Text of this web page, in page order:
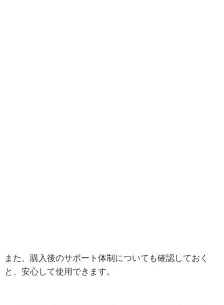
また、購入後のサポート体制についても確認しておく
と、安心して使用できます。